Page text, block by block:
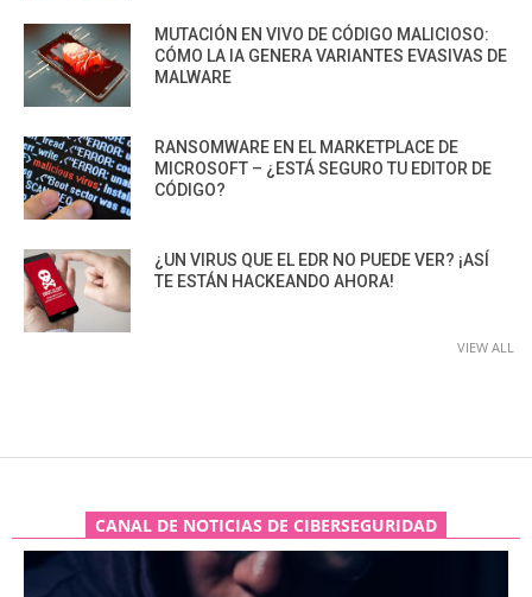
MUTACIÓN EN VIVO DE CÓDIGO MALICIOSO:
CÓMO LA IA GENERA VARIANTES EVASIVAS DE
MALWARE
RANSOMWARE EN EL MARKETPLACE DE
MICROSOFT – ¿ESTÁ SEGURO TU EDITOR DE
CÓDIGO?
¿UN VIRUS QUE EL EDR NO PUEDE VER? ¡ASÍ
TE ESTÁN HACKEANDO AHORA!
VIEW ALL
CANAL DE NOTICIAS DE CIBERSEGURIDAD